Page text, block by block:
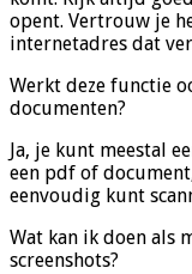
opent. Vertrouw je
internetadres dat
Werkt deze functie
documenten?
Ja, je kunt meestal
een pdf of
eenvoudig kunt
Wat kan ik doen als
screenshots?